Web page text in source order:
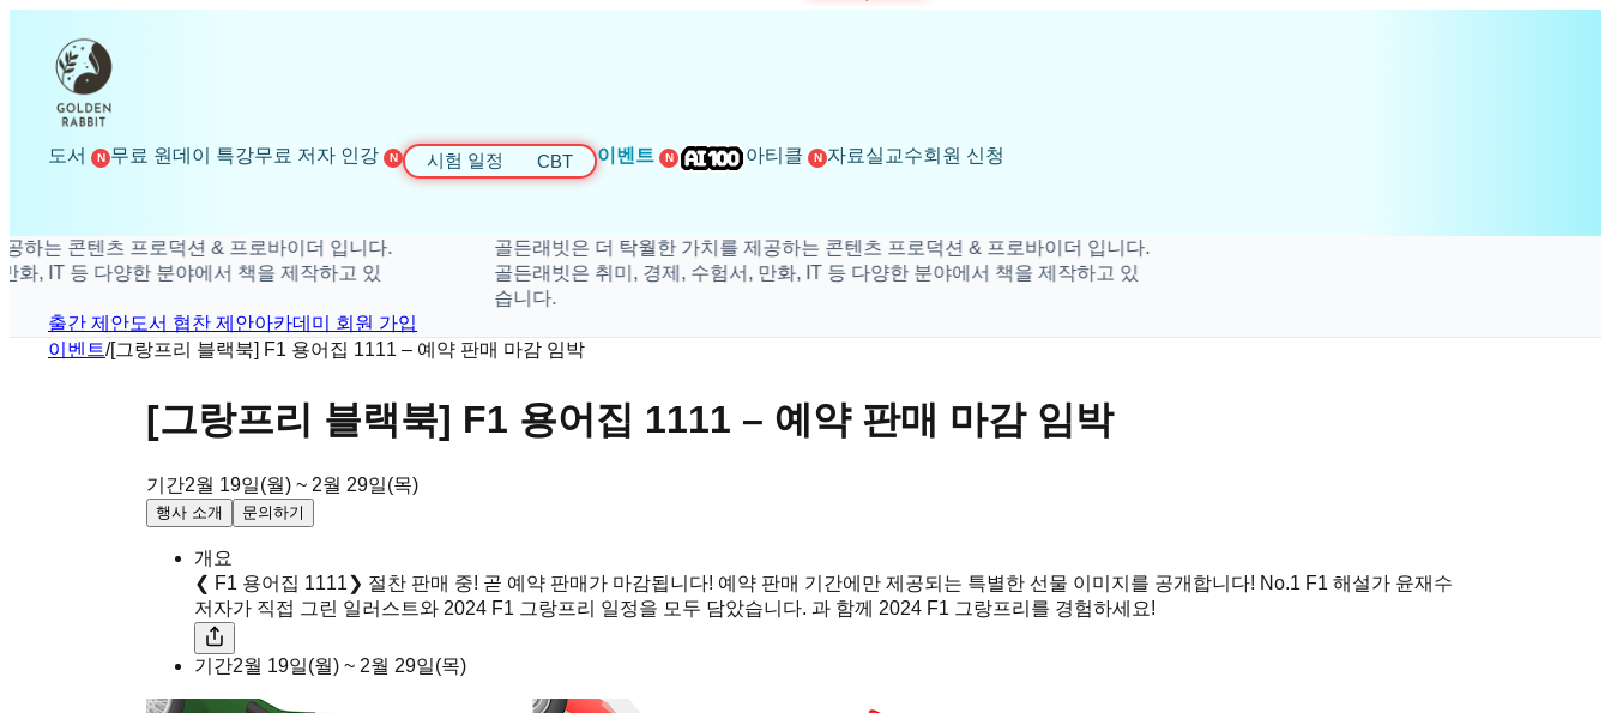
도서 N 무료 원데이 특강무료 저자 인강 N 시험 일정 CBT 이벤트 N 아티클 N 자료실 교수회원 신청
는 콘텐츠 프로덕션 & 프로바이더 입니다.
IT 등 다양한 분야에서 책을 제작하고 있
골든래빗은 더 탁월한 가치를 제공하는 콘텐츠 프로덕션 & 프로바이더 입니다.
골든래빗은 취미, 경제, 수험서, 만화, IT 등 다양한 분야에서 책을 제작하고 있
습니다.
출간 제안도서 협찬 제안아카데미 회원 가입
이벤트/[그랑프리 블랙북] F1 용어집 1111 – 예약 판매 마감 임박
[그랑프리 블랙북] F1 용어집 1111 – 예약 판매 마감 임박
기간2월 19일(월) ~ 2월 29일(목)
행사 소개 문의하기
개요
❮ F1 용어집 1111❯ 절찬 판매 중! 곧 예약 판매가 마감됩니다! 예약 판매 기간에만 제공되는 특별한 선물 이미지를 공개합니다! No.1 F1 해설가 윤재수
저자가 직접 그린 일러스트와 2024 F1 그랑프리 일정을 모두 담았습니다. 과 함께 2024 F1 그랑프리를 경험하세요!
기간2월 19일(월) ~ 2월 29일(목)